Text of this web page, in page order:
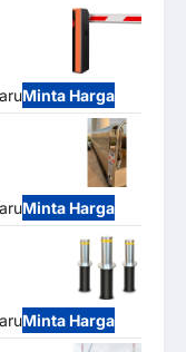
Minta Harga
Minta Harga
Minta Harga